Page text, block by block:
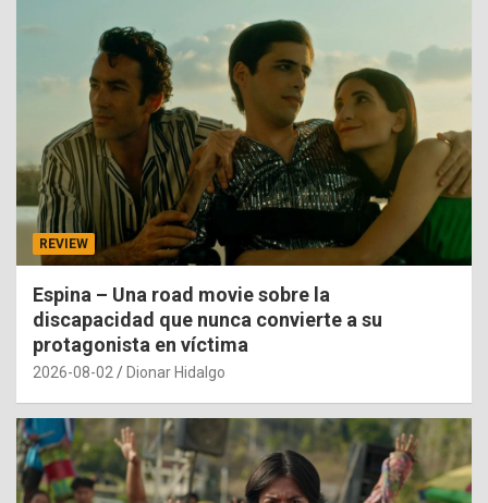
REVIEW
Espina – Una road movie sobre la
discapacidad que nunca convierte a su
protagonista en víctima
2026-08-02 Dionar Hidalgo